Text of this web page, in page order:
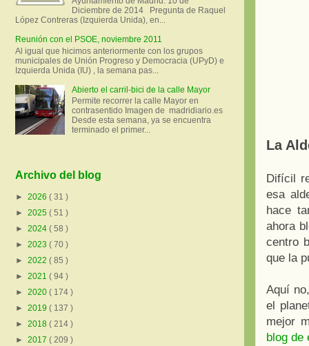
La
Difícil
esa
hace
ahora
centro
que la
Aquí
el
mejor
blog de
Diciembre de 2014 Pregunta de Raquel
López Contreras (Izquierda Unida), en...
Reunión con el PSOE, noviembre 2011
Al igual que hicimos anteriormente con los grupos
municipales de Unión Progreso y Democracia (UPyD) e
Izquierda Unida (IU) , la semana pas...
Abierto el carril-bici de la calle Mayor
Permite recorrer la calle Mayor en
contrasentido Imagen de madridiario.es
Desde esta semana, ya se encuentra
terminado el primer...
Archivo del blog
► 2026 ( 31 )
► 2025 ( 51 )
► 2024 ( 58 )
► 2023 ( 70 )
► 2022 ( 85 )
► 2021 ( 94 )
► 2020 ( 174 )
► 2019 ( 137 )
► 2018 ( 214 )
► 2017 ( 209 )